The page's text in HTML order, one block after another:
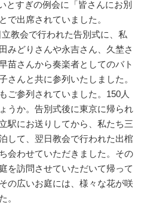
とすぎの例会に「皆さんにお別
で出席されていました。
教会で行われた告別式に、私
みどりさんや永吉さん、久埜さ
苗さんから奏楽者としてのバト
さんと共に参列いたしました。
ご参列されていました。150人
うか。告別式後に東京に帰られ
駅にお送りしてから、私たち三
して、翌日教会で行われた出棺
会わせていただきました。その
を訪問させていただいて帰って
の広いお庭には、様々な花が咲
。